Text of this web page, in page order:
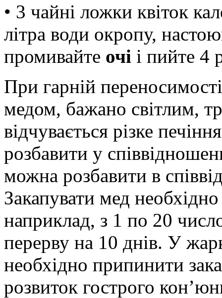
• 3 чайні ложки квіток
літра води окропу,
промивайте очі і пийте 4
При гарній
медом, бажано світлим,
відчувається різке
розбавити у
можна розбавити в
Закапувати мед
наприклад, з 1 по 20
перерву на 10 днів. У
необхідно припинити
розвиток гострого